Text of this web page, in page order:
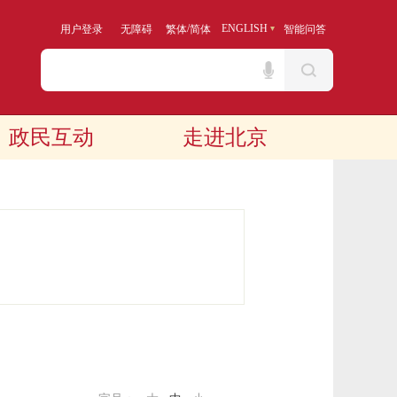
用户登录 无障碍 繁体/简体 ENGLISH 智能问答
政民互动 走进北京